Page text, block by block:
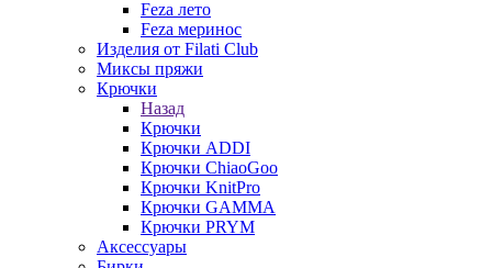
Feza лето
Feza меринос
Изделия от Filati Club
Миксы пряжи
Крючки
Назад
Крючки
Крючки ADDI
Крючки ChiaoGoo
Крючки KnitPro
Крючки GAMMA
Крючки PRYM
Аксессуары